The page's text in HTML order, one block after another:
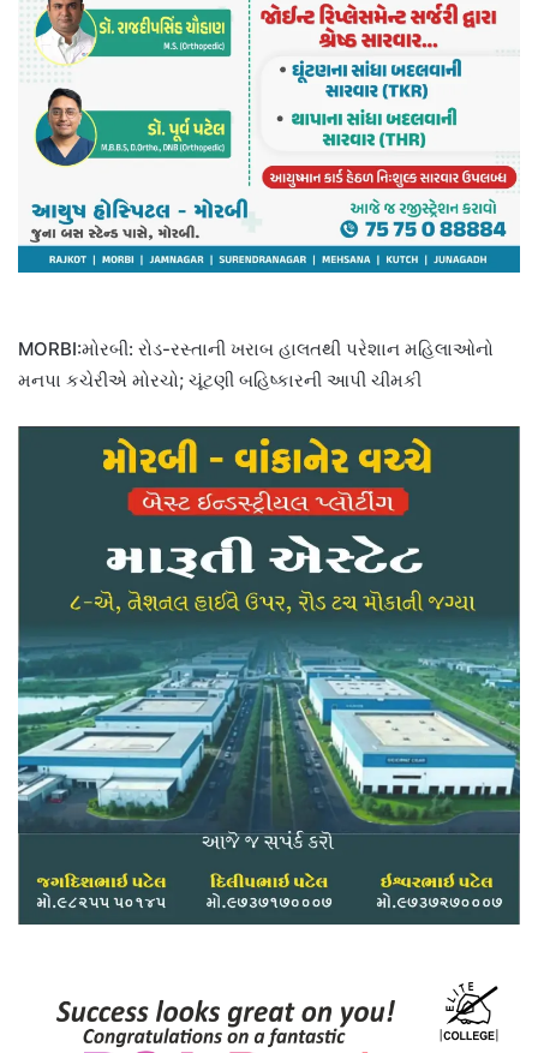
MORBI:મોરબી: રોડ-રસ્તાની ખરાબ હાલતથી પરેશાન મહિલાઓનો
મનપા કચેરીએ મોરચો; ચૂંટણી બહિષ્કારની આપી ચીમકી